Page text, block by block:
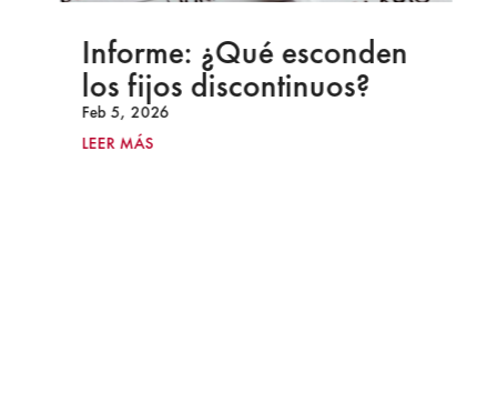
Informe: ¿Qué esconden
los fijos discontinuos?
Feb 5, 2026
LEER MÁS